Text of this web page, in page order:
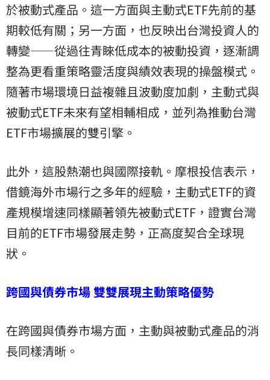
於被動式產品。這一方面與主動式ETF先前的基
期較低有關；另一方面，也反映出台灣投資人的
轉變——從過往青睞低成本的被動投資，逐漸調
整為更看重策略靈活度與績效表現的操盤模式。
隨著市場環境日益複雜且波動度加劇，主動式與
被動式ETF未來有望相輔相成，並列為推動台灣
ETF市場擴展的雙引擎。
此外，這股熱潮也與國際接軌。摩根投信表示，
借鏡海外市場行之多年的經驗，主動式ETF的資
產規模增速同樣顯著領先被動式ETF，證實台灣
目前的ETF市場發展走勢，正高度契合全球現
狀。
跨國與債券市場 雙雙展現主動策略優勢
在跨國與債券市場方面，主動與被動式產品的消
長同樣清晰。